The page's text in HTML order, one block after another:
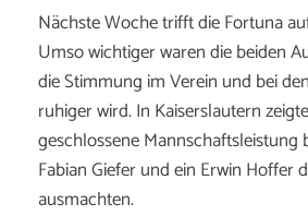
Nächste Woche trifft die Fortuna
Umso wichtiger waren die beiden
die Stimmung im Verein und bei
ruhiger wird. In Kaiserslautern
geschlossene Mannschaftsleistung
Fabian Giefer und ein Erwin Hoffer
ausmachten.